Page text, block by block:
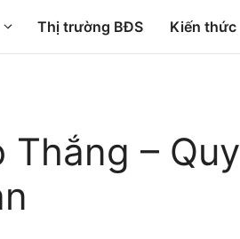
Thị trường BĐS Kiến thức
Thắng – Quy